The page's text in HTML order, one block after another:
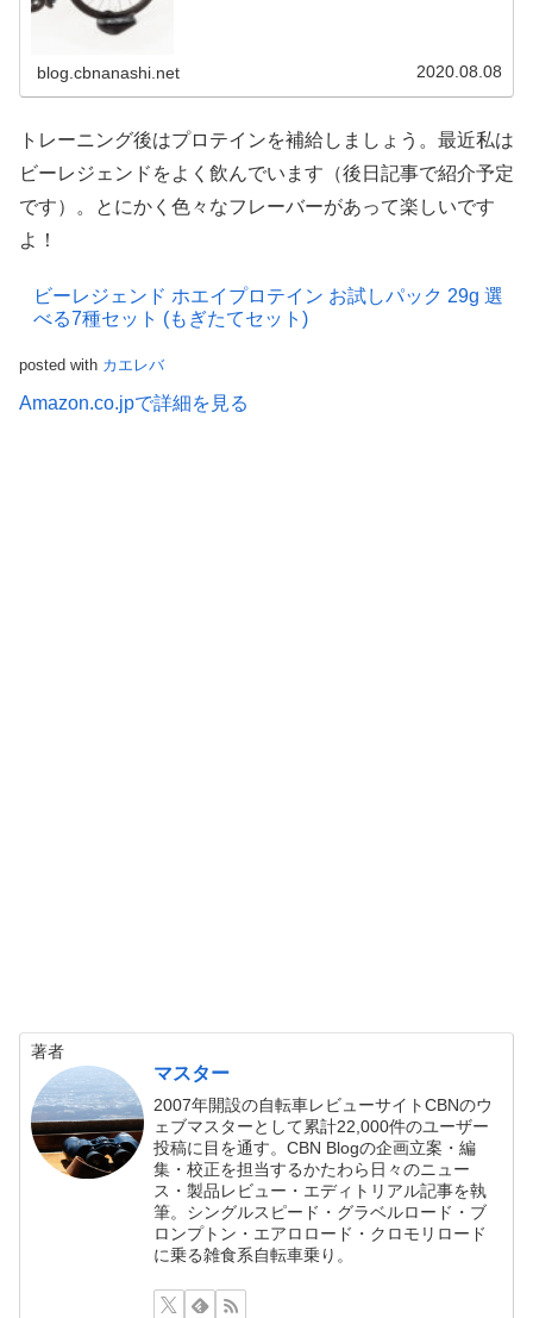
blog.cbnanashi.net 2020.08.08
トレーニング後はプロテインを補給しましょう。最近私は
ビーレジェンドをよく飲んでいます（後日記事で紹介予定
です）。とにかく色々なフレーバーがあって楽しいです
よ！
ビーレジェンド ホエイプロテイン お試しパック 29g 選
べる7種セット (もぎたてセット)
posted with カエレバ
Amazon.co.jpで詳細を見る
著者
マスター
2007年開設の自転車レビューサイトCBNのウ
ェブマスターとして累計22,000件のユーザー
投稿に目を通す。CBN Blogの企画立案・編
集・校正を担当するかたわら日々のニュー
ス・製品レビュー・エディトリアル記事を執
筆。シングルスピード・グラベルロード・ブ
ロンプトン・エアロロード・クロモリロード
に乗る雑食系自転車乗り。